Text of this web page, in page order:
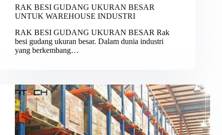
RAK BESI GUDANG UKURAN BESAR
UNTUK WAREHOUSE INDUSTRI
RAK BESI GUDANG UKURAN BESAR Rak
besi gudang ukuran besar. Dalam dunia industri
yang berkembang…